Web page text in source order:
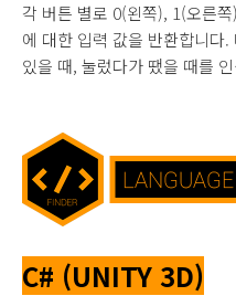
각 버튼 별로 0(왼쪽), 1(오른쪽
에 대한 입력 값을 반환합니다
있을 때, 눌렀다가 땠을 때를
C# (UNITY 3D)